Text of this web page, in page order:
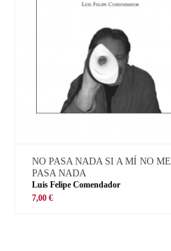
NO PASA NADA SI A MÍ NO ME
PASA NADA
Luis Felipe Comendador
7,00 €